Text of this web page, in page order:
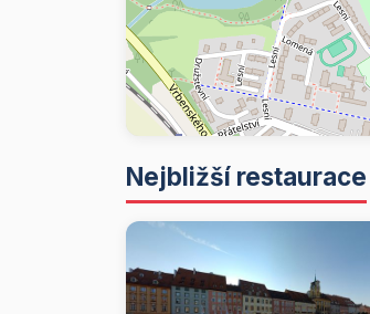
Nejbližší restaurace